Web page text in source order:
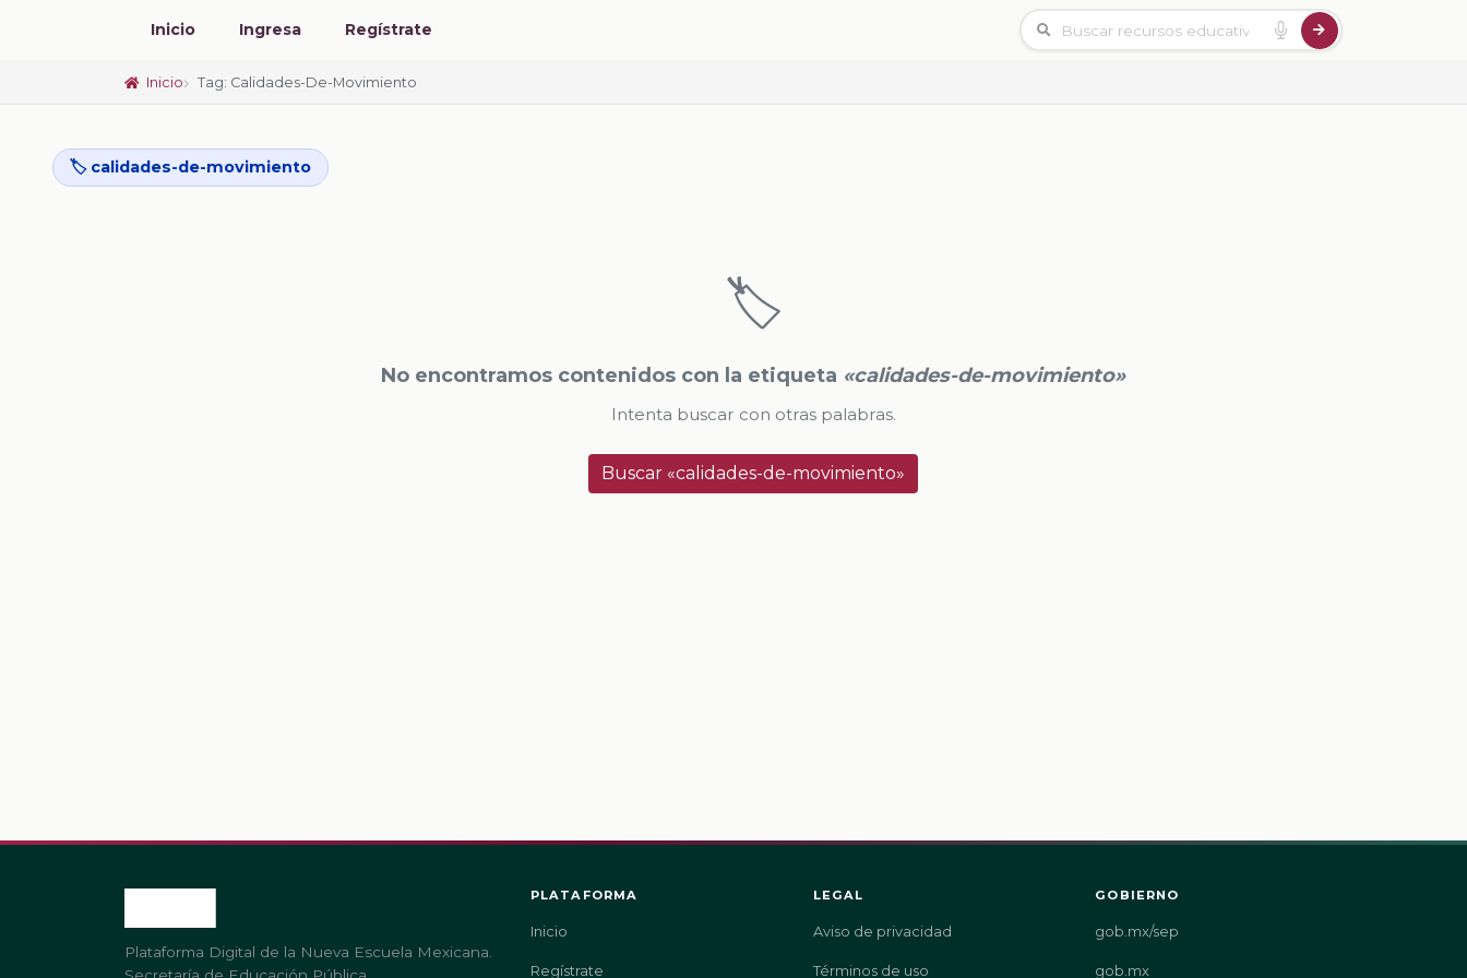
Inicio Ingresa Regístrate
Inicio Tag: Calidades-De-Movimiento
🏷️ calidades-de-movimiento
🏷️
No encontramos contenidos con la etiqueta «calidades-de-movimiento»
Intenta buscar con otras palabras.
Buscar «calidades-de-movimiento»
Plataforma Digital de la Nueva Escuela Mexicana.
PLATAFORMA
Inicio
Regístrate
LEGAL
Aviso de privacidad
Términos de uso
GOBIERNO
gob.mx/sep
gob.mx